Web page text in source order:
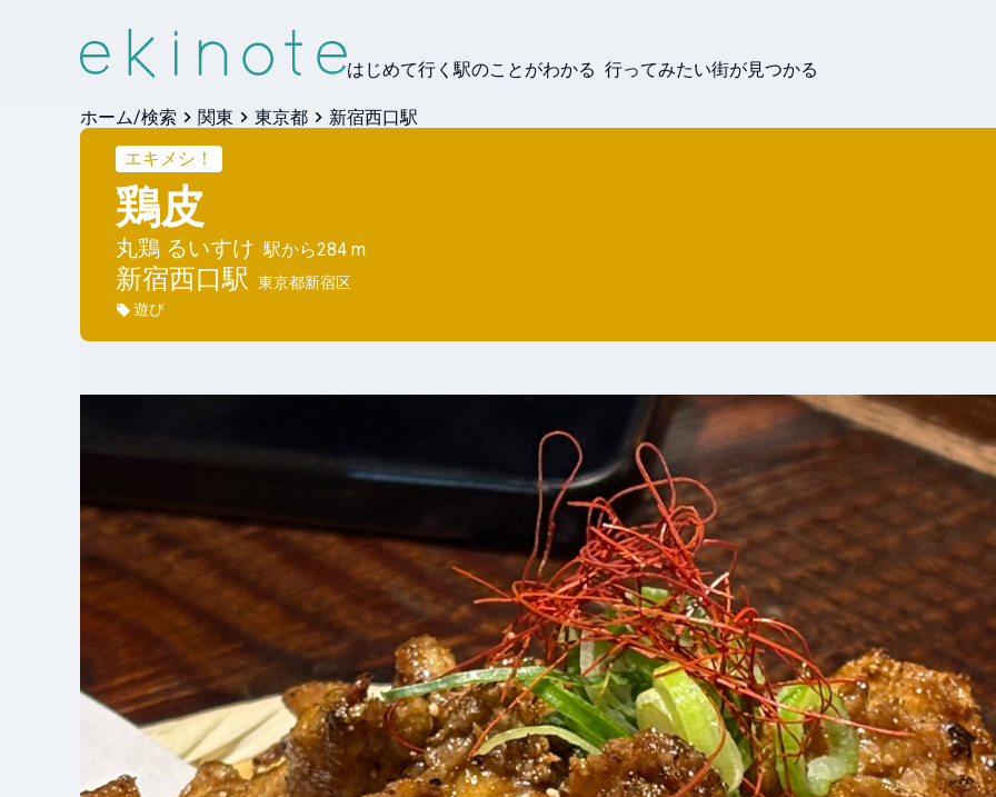
はじめて行く駅のことがわかる 行ってみたい街が見つかる
ホーム/検索 関東 東京都
新宿西口駅
エキメシ！
鶏皮
丸鶏 るいすけ 駅から284 m
新宿西口駅 東京都新宿区
遊び